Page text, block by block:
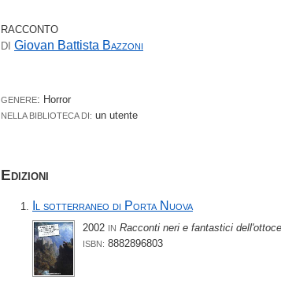
RACCONTO
DI Giovan Battista Bazzoni
GENERE: Horror
NELLA BIBLIOTECA DI: un utente
Edizioni
Il sotterraneo di Porta Nuova
2002 IN Racconti neri e fantastici
ISBN: 8882896803